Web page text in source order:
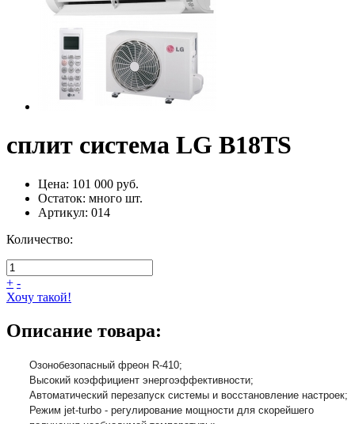
сплит система LG B18TS
Цена: 101 000 руб.
Остаток: много шт.
Артикул: 014
Количество:
+ -
Хочу такой!
Описание товара:
Озонобезопасный фреон R-410;
Высокий коэффициент энергоэффективности;
Автоматический перезапуск системы и восстановление настроек;
Режим jet-turbo - регулирование мощности для скорейшего